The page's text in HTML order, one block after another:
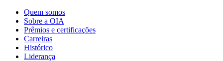
Quem somos
Sobre a OIA
Prêmios e certificações
Carreiras
Histórico
Liderança